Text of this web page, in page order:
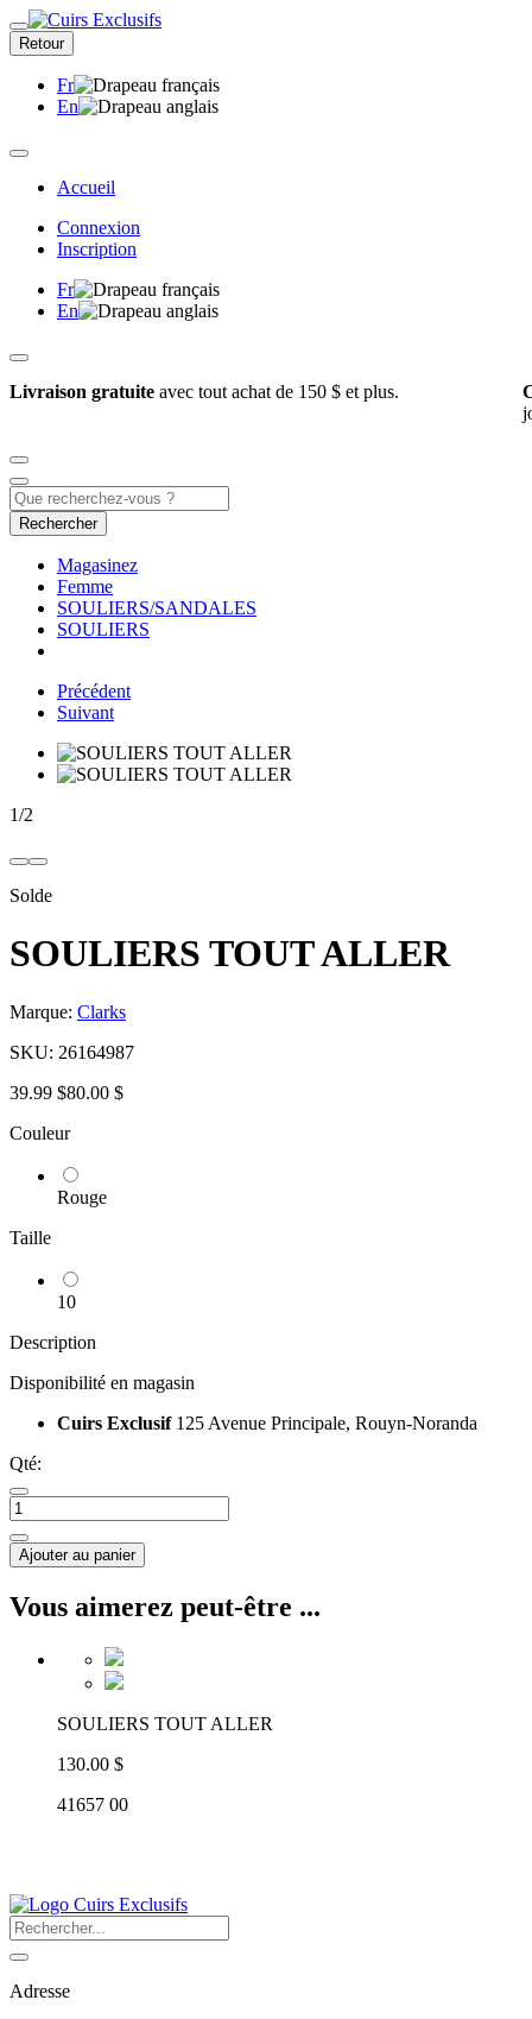
Retour
Fr
En
Accueil
Connexion
Inscription
Fr
En
Livraison gratuite avec tout achat de 150 $ et plus.
Rechercher
Magasinez
Femme
SOULIERS/SANDALES
SOULIERS
Précédent
Suivant
1/2
Solde
SOULIERS TOUT ALLER
Marque: Clarks
SKU: 26164987
39.99 $80.00 $
Couleur
Rouge
Taille
10
Description
Disponibilité en magasin
Cuirs Exclusif 125 Avenue Principale, Rouyn-Noranda
Qté:
Ajouter au panier
Vous aimerez peut-être ...
SOULIERS TOUT ALLER
130.00 $
41657 00
Adresse